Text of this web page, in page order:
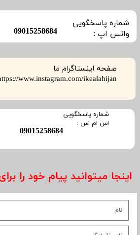
صفحه اینستاگرام ما
www.instagram.com/ikealahijan
​شماره پاسخگویی
​​​​​واتس اپ :
​09015258684
اینجا میتوانید پیام خود را
​09015258684
​شماره پاسخگویی
​​​​​اس ام اس :